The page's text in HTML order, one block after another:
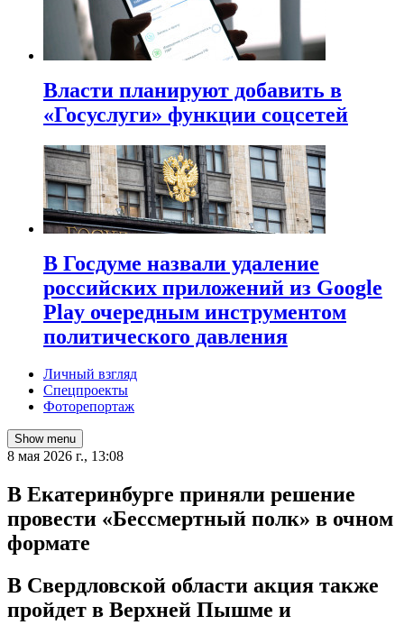
Власти планируют добавить в
«Госуслуги» функции соцсетей
В Госдуме назвали удаление
российских приложений из Google
Play очередным инструментом
политического давления
Личный взгляд
Спецпроекты
Фоторепортаж
Show menu
8 мая 2026 г., 13:08
В Екатеринбурге приняли решение
провести «Бессмертный полк» в очном
формате
В Свердловской области акция также
пройдет в Верхней Пышме и